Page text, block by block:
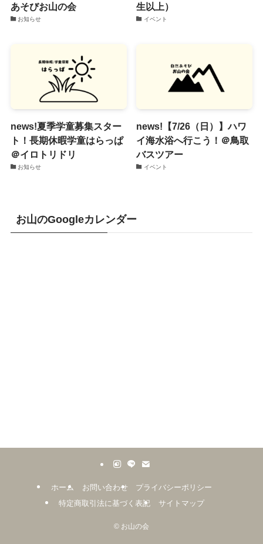
あそびお山の会
お知らせ
生以上）
イベント
news!夏季学童募集スター
ト！長期休暇学童はらっぱ
＠イロトリドリ
お知らせ
news!【7/26（日）】ハワ
イ海水浴へ行こう！＠鳥取
バスツアー
イベント
お山のGoogleカレンダー
ホーム お問い合わせ
プライバシーポリシー
特定商取引法に基づく表記
サイトマップ
© お山の会